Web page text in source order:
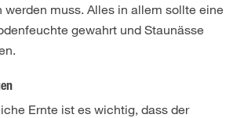
werden muss. Alles in allem sollte eine
gewahrt und Staunässe
Ernte ist es wichtig, dass der